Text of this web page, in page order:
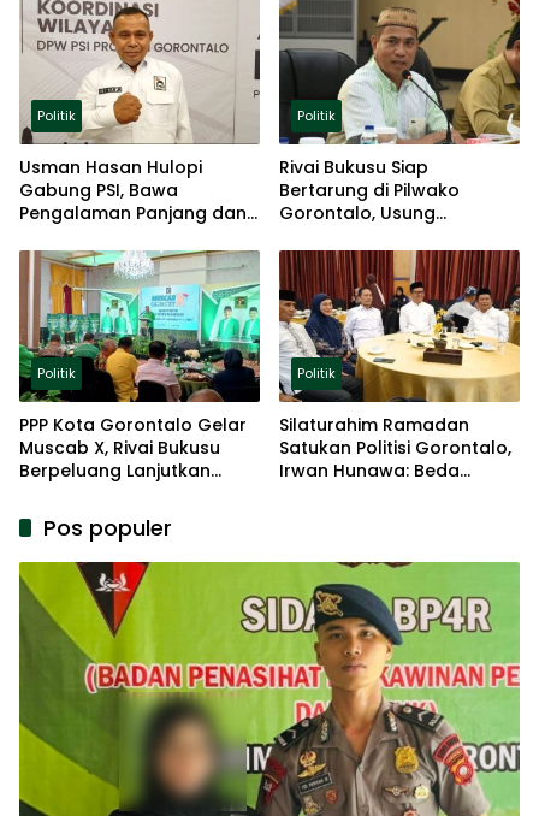
Politik
Usman Hasan Hulopi
Gabung PSI, Bawa
Pengalaman Panjang dan
Politik
Rivai Bukusu Siap
Bertarung di Pilwako
Gorontalo, Usung
Politik
Politik
PPP Kota Gorontalo Gelar
Muscab X, Rivai Bukusu
Berpeluang Lanjutkan
Politik
Silaturahim Ramadan
Satukan Politisi Gorontalo,
Irwan Hunawa: Beda
Pos populer